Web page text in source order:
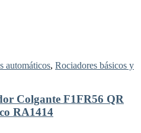
automáticos, Rociadores básicos y
Colgante F1FR56 QR
RA1414